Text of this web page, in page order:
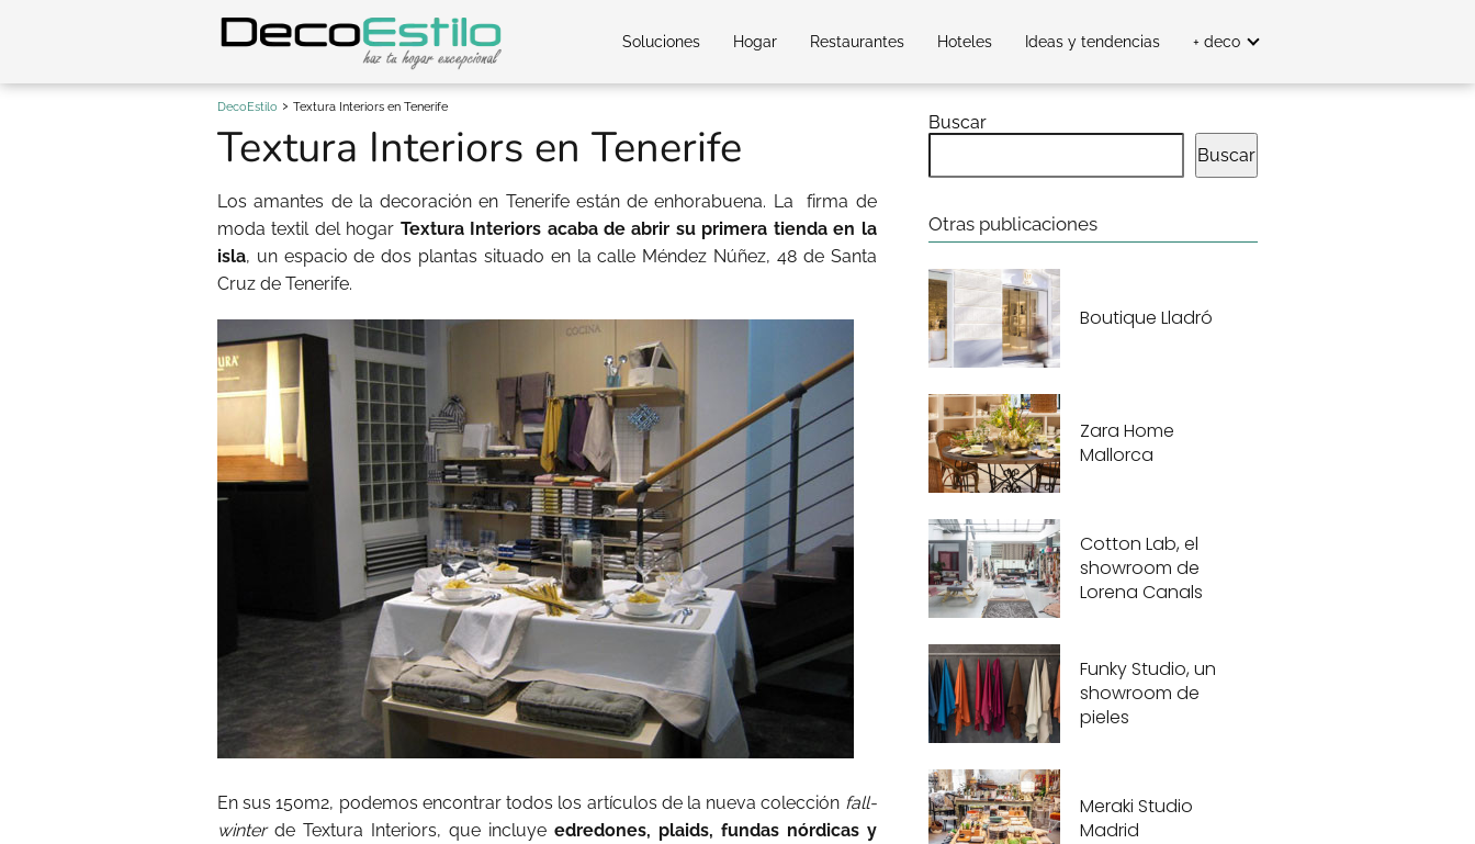
Soluciones Hogar Restaurantes Hoteles Ideas y tendencias + deco
DecoEstilo Textura Interiors en Tenerife
Textura Interiors en Tenerife
Los amantes de la decoración en Tenerife están de enhorabuena. La firma de
moda textil del hogar Textura Interiors acaba de abrir su primera tienda en la
isla, un espacio de dos plantas situado en la calle Méndez Núñez, 48 de Santa
Cruz de Tenerife.
En sus 150m2, podemos encontrar todos los artículos de la nueva colección fall-
winterde Textura Interiors, que incluye edredones, plaids, fundas nórdicas y
Buscar
Buscar
Otras publicaciones
Boutique Lladró
Zara Home
Mallorca
Cotton Lab, el
showroom de
Lorena Canals
Funky Studio, un
showroom de
pieles
Meraki Studio
Madrid